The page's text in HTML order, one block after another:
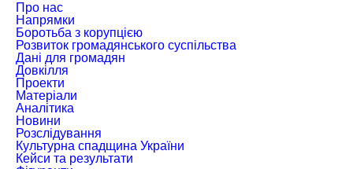
Про нас
Напрямки
Боротьба з корупцією
Розвиток громадянського суспільства
Дані для громадян
Довкілля
Проекти
Матеріали
Аналітика
Новини
Розслідування
Культурна спадщина України
Кейси та результати